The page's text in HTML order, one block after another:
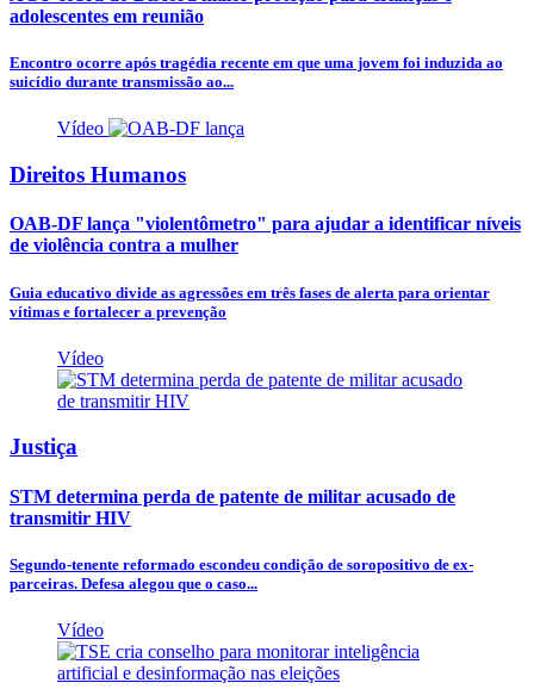
adolescentes em reunião
Encontro ocorre após tragédia recente em que uma jovem foi induzida ao
suicídio durante transmissão ao...
Vídeo
Direitos Humanos
OAB-DF lança "violentômetro" para ajudar a identificar níveis
de violência contra a mulher
Guia educativo divide as agressões em três fases de alerta para orientar
vítimas e fortalecer a prevenção
Vídeo
Justiça
STM determina perda de patente de militar acusado de
transmitir HIV
Segundo-tenente reformado escondeu condição de soropositivo de ex-
parceiras. Defesa alegou que o caso...
Vídeo